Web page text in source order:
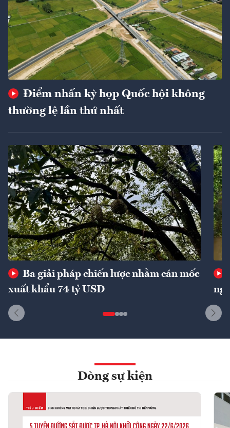
Điểm nhấn kỳ họp Quốc hội không
thường lệ lần thứ nhất
Ba giải pháp chiến lược nhằm cán mốc
xuất khẩu 74 tỷ USD
Dòng sự kiện